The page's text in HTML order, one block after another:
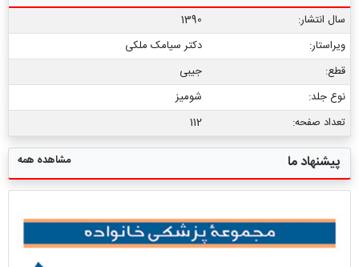
سال انتشار:
1390
ویراستار:
دکتر سیامک ملکی
قطع:
جیبی
نوع جلد:
شومیز
تعداد صفحه:
112
پیشنهاد ما مشاهده همه